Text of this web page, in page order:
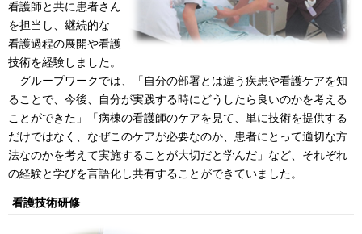
看護師と共に患者さん
を担当し、継続的な
看護過程の展開や看護
技術を経験しました。
グループワークでは、「自分の部署とは違う疾患や看護ケアを知
ることで、今後、自分が実践する時にどうしたら良いのかを考える
ことができた」「病棟の看護師のケアを見て、単に技術を提供する
だけではなく、なぜこのケアが必要なのか、患者にとって適切な方
法なのかを考えて実施することが大切だと学んだ」など、それぞれ
の経験と学びを言語化し共有することができていました。
看護技術研修